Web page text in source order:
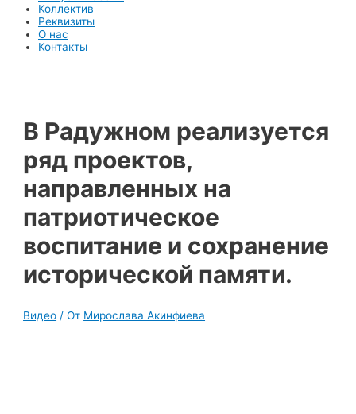
Коллектив
Реквизиты
О нас
Контакты
В Радужном реализуется
ряд проектов,
направленных на
патриотическое
воспитание и сохранение
исторической памяти.
Видео / От Мирослава Акинфиева